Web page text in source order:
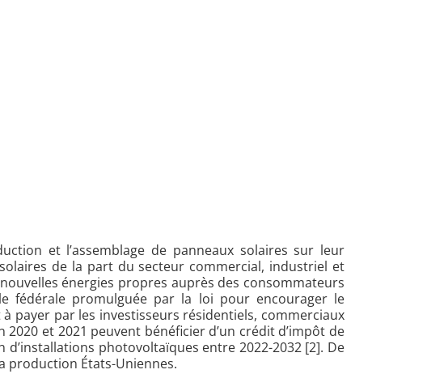
et l’assemblage de panneaux solaires sur leur
de la part du secteur commercial, industriel et
énergies propres auprès des consommateurs
fédérale promulguée par la loi pour encourager le
payer par les investisseurs résidentiels, commerciaux
et 2021 peuvent bénéficier d’un crédit d’impôt de
d’installations photovoltaïques entre 2022-2032 [2]. De
production États-Uniennes.